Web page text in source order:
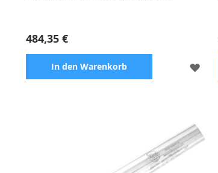
484,35 €
In den Warenkorb
ZUR